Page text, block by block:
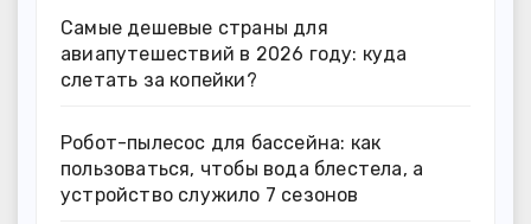
Самые дешевые страны для
авиапутешествий в 2026 году: куда
слетать за копейки?
Робот-пылесос для бассейна: как
пользоваться, чтобы вода блестела, а
устройство служило 7 сезонов